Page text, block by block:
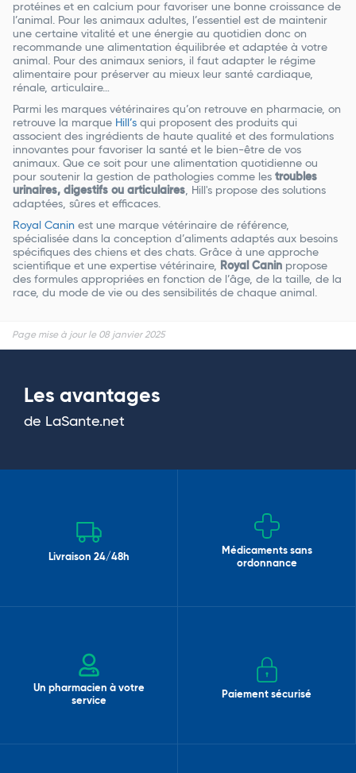
protéines et en calcium pour favoriser une bonne croissance de
l’animal. Pour les animaux adultes, l’essentiel est de maintenir
une certaine vitalité et une énergie au quotidien donc on
recommande une alimentation équilibrée et adaptée à votre
animal. Pour des animaux seniors, il faut adapter le régime
alimentaire pour préserver au mieux leur santé cardiaque,
rénale, articulaire…
Parmi les marques vétérinaires qu’on retrouve en pharmacie, on
retrouve la marque Hill’s qui proposent des produits qui
associent des ingrédients de haute qualité et des formulations
innovantes pour favoriser la santé et le bien-être de vos
animaux. Que ce soit pour une alimentation quotidienne ou
pour soutenir la gestion de pathologies comme les troubles
urinaires, digestifs ou articulaires , Hill's propose des solutions
adaptées, sûres et efficaces.
Royal Canin est une marque vétérinaire de référence,
spécialisée dans la conception d’aliments adaptés aux besoins
spécifiques des chiens et des chats. Grâce à une approche
scientifique et une expertise vétérinaire,
Royal Canin propose
des formules appropriées en fonction de l’âge, de la taille, de la
race, du mode de vie ou des sensibilités de chaque animal.
Page mise à jour le 08 janvier 2025
Les avantages
de LaSante.net
Livraison 24/48h
Médicaments sans
ordonnance
Un pharmacien à votre
service
Paiement sécurisé